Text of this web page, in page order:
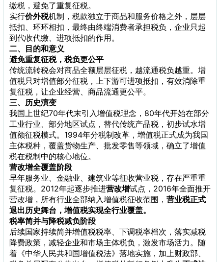
缴税，避免了重复征税。
实行价外税机制，税款独立于商品和服务价格之外，层层
抵扣、环环相扣，最终由终端消费者承担税负，企业只起
到代收代缴、进项抵扣的作用。
二、目的和意义
避免重复征税，税负更公平
传统流转税会对商品全额层层征税，越流通税负越重。增
值税只对增值部分征税，上下游可进项抵扣，有效消除重
复征税，让企业经营、商品流通更公平。
三、历史演变
我国上世纪70年代末引入增值税理念，80年代开始在部分
工业行业、部分地区试点，替代传统产品税，初步试水增
值额征税模式。1994年分税制改革，增值税正式成为我国
主体税种，覆盖货物生产、批发零售等领域，确立了增值
税在税制中的核心地位。
营改增全覆盖阶段
早年服务业、金融业、建筑业等征收营业税，存在严重重
复征税。2012年起逐步推进营改增试点，2016年全面推开
营改增，所有行业全部纳入增值税征收范围， 营业税正式
退出历史舞台，增值税实现全行业覆盖。
税率简并与降税减负阶段
后续国家持续简并增值税税率、下调税率档次，落实减税
降费政策，减轻企业和市场主体税负，激发市场活力。随
着《中华人民共和国增值税法》落地实施，加上财政部、